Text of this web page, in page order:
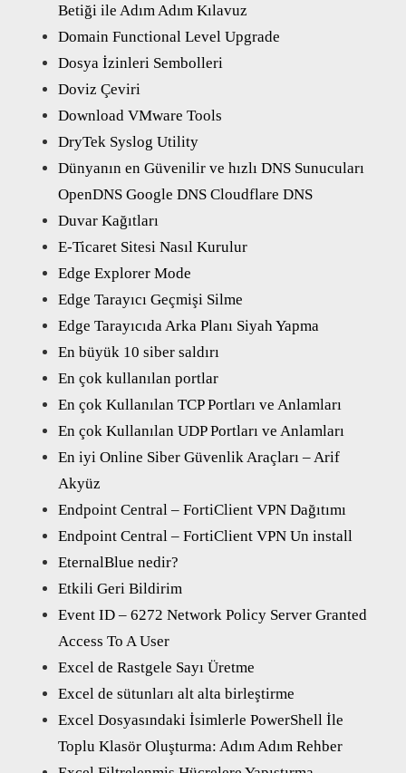
Betiği ile Adım Adım Kılavuz
Domain Functional Level Upgrade
Dosya İzinleri Sembolleri
Doviz Çeviri
Download VMware Tools
DryTek Syslog Utility
Dünyanın en Güvenilir ve hızlı DNS Sunucuları
OpenDNS Google DNS Cloudflare DNS
Duvar Kağıtları
E-Ticaret Sitesi Nasıl Kurulur
Edge Explorer Mode
Edge Tarayıcı Geçmişi Silme
Edge Tarayıcıda Arka Planı Siyah Yapma
En büyük 10 siber saldırı
En çok kullanılan portlar
En çok Kullanılan TCP Portları ve Anlamları
En çok Kullanılan UDP Portları ve Anlamları
En iyi Online Siber Güvenlik Araçları – Arif
Akyüz
Endpoint Central – FortiClient VPN Dağıtımı
Endpoint Central – FortiClient VPN Un install
EternalBlue nedir?
Etkili Geri Bildirim
Event ID – 6272 Network Policy Server Granted
Access To A User
Excel de Rastgele Sayı Üretme
Excel de sütunları alt alta birleştirme
Excel Dosyasındaki İsimlerle PowerShell İle
Toplu Klasör Oluşturma: Adım Adım Rehber